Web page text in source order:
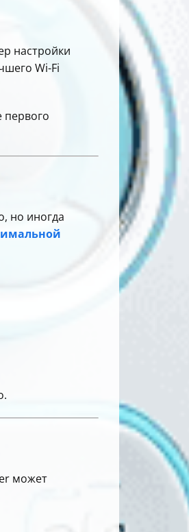
настройки
Wi-Fi
первого
но иногда
может